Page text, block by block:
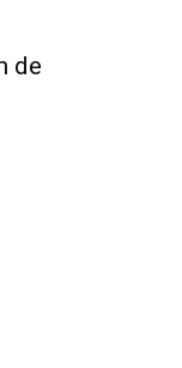
de